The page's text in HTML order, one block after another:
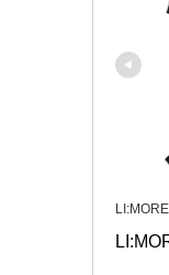
LI:MORE